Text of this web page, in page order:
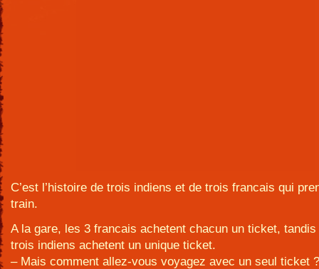
C’est l’histoire de trois indiens et de trois francais qui
train.
A la gare, les 3 francais achetent chacun un ticket, tandis
trois indiens achetent un unique ticket.
– Mais comment allez-vous voyagez avec un seul ticket